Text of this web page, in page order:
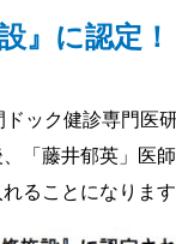
』に認定！
ック健診専門医
「藤井郁英」医
ることになります